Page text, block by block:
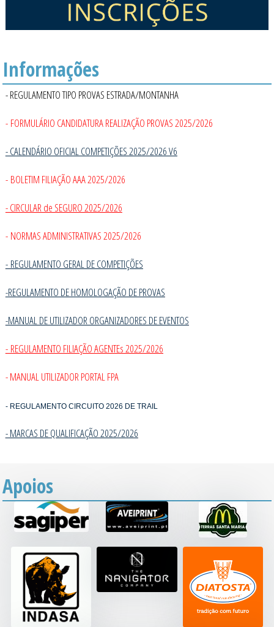
Informações
- REGULAMENTO TIPO PROVAS ESTRADA/MONTANHA
- FORMULÁRIO CANDIDATURA REALIZAÇÃO PROVAS 2025/2026
- CALENDÁRIO OFICIAL COMPETIÇÕES 2025/2026 V6
- BOLETIM FILIAÇÃO AAA 2025/2026
- CIRCULAR de SEGURO 2025/2026
- NORMAS ADMINISTRATIVAS 2025/2026
- REGULAMENTO GERAL DE COMPETIÇÕES
-REGULAMENTO DE HOMOLOGAÇÃO DE PROVAS
-MANUAL DE UTILIZADOR ORGANIZADORES DE EVENTOS
- REGULAMENTO FILIAÇÃO AGENTEs 2025/2026
- MANUAL UTILIZADOR PORTAL FPA
- REGULAMENTO CIRCUITO 2026 DE TRAIL
- MARCAS DE QUALIFICAÇÃO 2025/2026
Apoios